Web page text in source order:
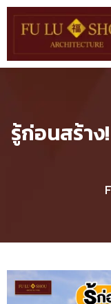
รู้ก่อนสร้าง